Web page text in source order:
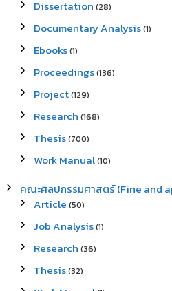
Dissertation (28)
Documentary Analysis(1)
Ebooks(1)
Proceedings(136)
Project(129)
Research (168)
Thesis(700)
Work Manual(10)
คณะศิลปกรรมศาสตร์ (Fine and
Article (50)
Job Analysis(1)
Research (36)
Thesis(32)